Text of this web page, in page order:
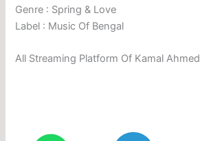
Genre : Spring & Love
Label : Music Of Bengal
All Streaming Platform Of Kamal Ahmed